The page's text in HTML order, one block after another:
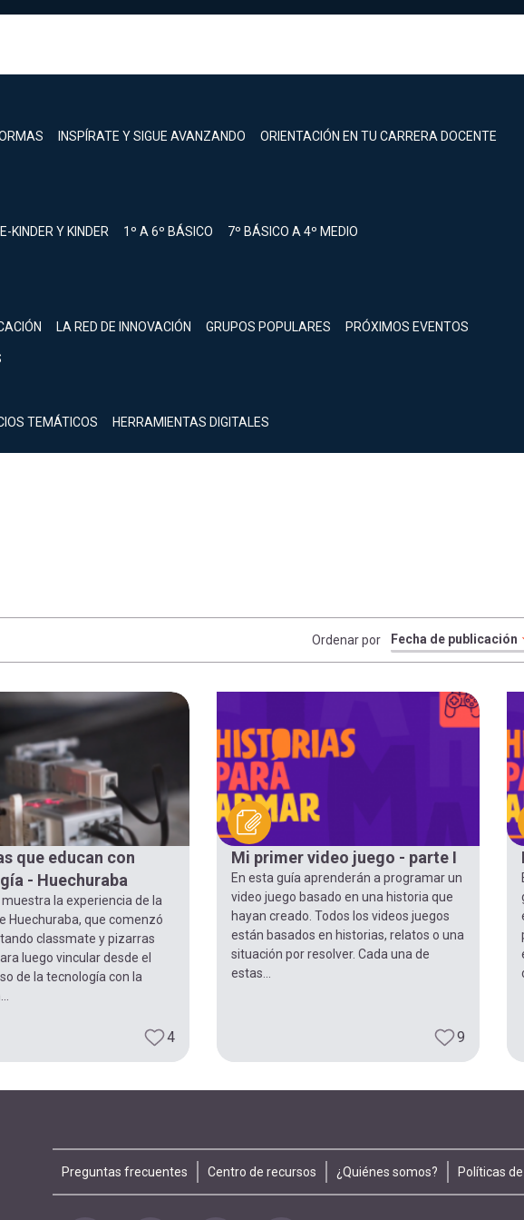
INSPÍRATE Y SIGUE AVANZANDO ORIENTACIÓN EN TU CARRERA DOCENTE
KINDER Y KINDER 1º A 6º BÁSICO 7º BÁSICO A 4º MEDIO
LA RED DE INNOVACIÓN GRUPOS POPULARES PRÓXIMOS EVENTOS
TEMÁTICOS HERRAMIENTAS DIGITALES
Ordenar por
que educan con
- Huechuraba
la experiencia de la
Huechuraba, que comenzó
classmate y pizarras
luego vincular desde el
de la tecnología con la
4
Mi primer video juego - parte I
En esta guía aprenderán a programar un
video juego basado en una historia que
hayan creado. Todos los videos juegos
están basados en historias, relatos o una
situación por resolver. Cada una de
estas...
9
Footer
Preguntas frecuentes Centro de recursos ¿Quiénes somos? Políticas
Inicia sesión.